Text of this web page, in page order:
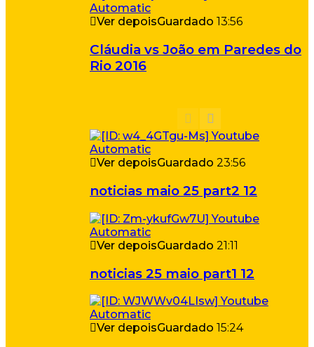
Ver depoisGuardado 13:56
Cláudia vs João em Paredes do
Rio 2016
Ver depoisGuardado 23:56
noticias maio 25 part2 12
Ver depoisGuardado 21:11
noticias 25 maio part1 12
Ver depoisGuardado 15:24